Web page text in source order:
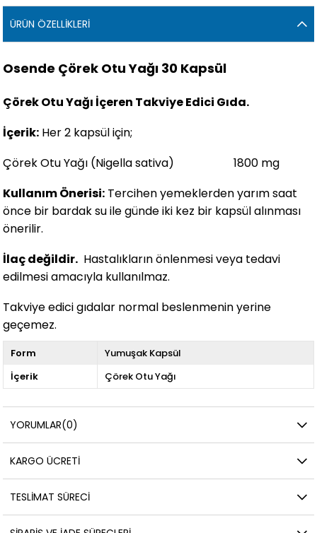
ÜRÜN ÖZELLIKLERI
Osende Çörek Otu Yağı 30 Kapsül
Çörek Otu Yağı İçeren Takviye Edici Gıda.
İçerik: Her 2 kapsül için;
Çörek Otu Yağı (Nigella sativa) 1800 mg
Kullanım Önerisi: Tercihen yemeklerden yarım saat
önce bir bardak su ile günde iki kez bir kapsül alınması
önerilir.
İlaç değildir. Hastalıkların önlenmesi veya tedavi
edilmesi amacıyla kullanılmaz.
Takviye edici gıdalar normal beslenmenin yerine
geçemez.
Form
Yumuşak Kapsül
İçerik
Çörek Otu Yağı
YORUMLAR(0)
KARGO ÜCRETI
TESLIMAT SÜRECI